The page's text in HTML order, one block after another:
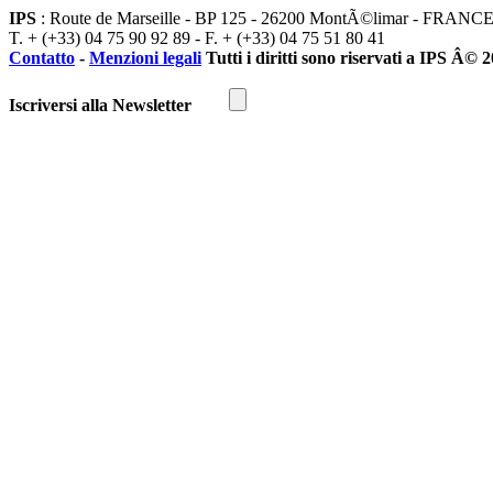
IPS : Route de Marseille - BP 125 - 26200 MontÃ©limar - FRANCE
T. + (+33) 04 75 90 92 89 - F. + (+33) 04 75 51 80 41
Contatto - Menzioni legali Tutti i diritti sono riservati a IPS Â©
Iscriversi alla Newsletter